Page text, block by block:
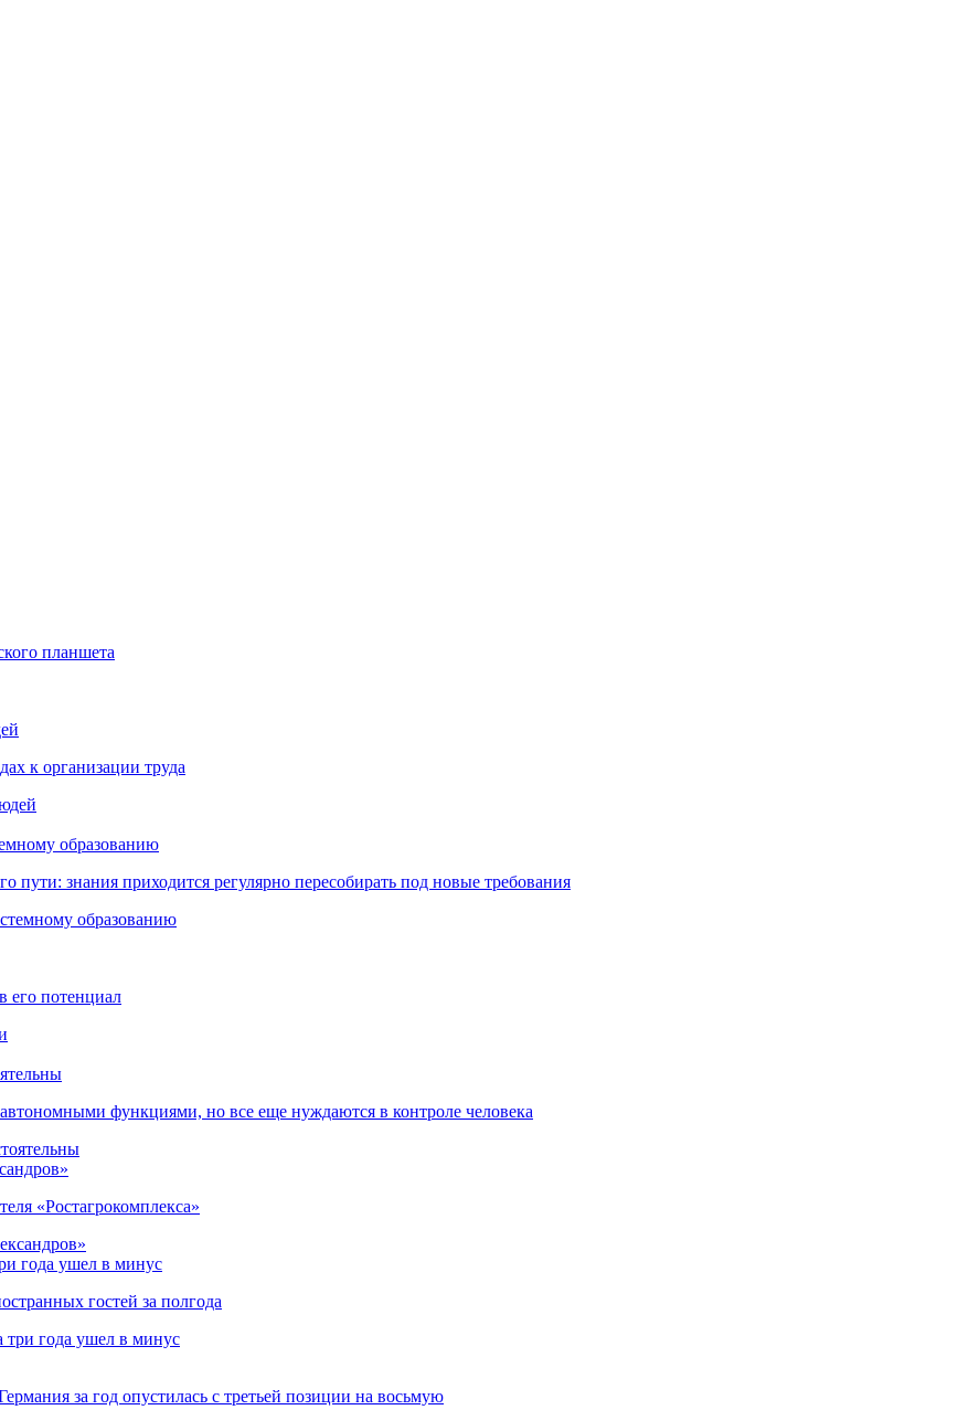
планшета
к организации труда
образованию
пути: знания приходится регулярно пересобирать под новые требования
его потенциал
функциями, но все еще нуждаются в контроле человека
«Ростагрокомплекса»
года ушел в минус
гостей за полгода
за год опустилась с третьей позиции на восьмую